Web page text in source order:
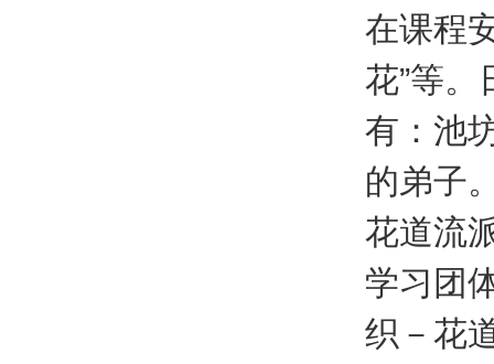
在课程
花”等
有：池
的弟子
花道流
学习团
织－花